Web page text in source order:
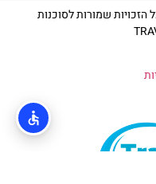
שמורות לסוכנות